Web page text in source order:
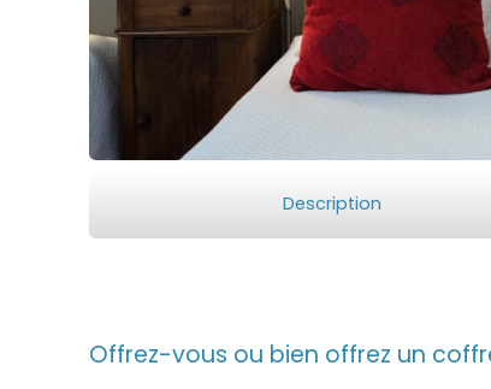
Description
Offrez-vous ou bien offrez un